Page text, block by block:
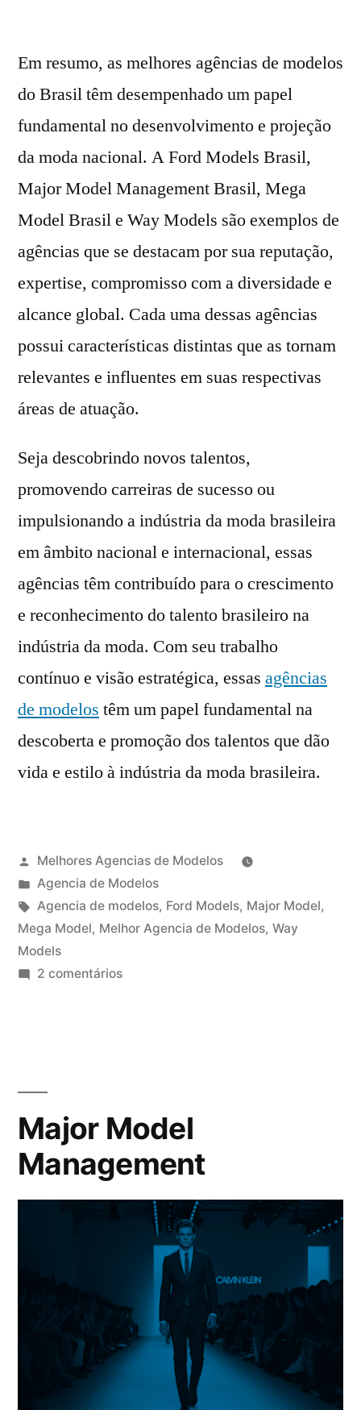
Em resumo, as melhores agências de modelos
do Brasil têm desempenhado um papel
fundamental no desenvolvimento e projeção
da moda nacional. A Ford Models Brasil,
Major Model Management Brasil, Mega
Model Brasil e Way Models são exemplos de
agências que se destacam por sua reputação,
expertise, compromisso com a diversidade e
alcance global. Cada uma dessas agências
possui características distintas que as tornam
relevantes e influentes em suas respectivas
áreas de atuação.
Seja descobrindo novos talentos,
promovendo carreiras de sucesso ou
impulsionando a indústria da moda brasileira
em âmbito nacional e internacional, essas
agências têm contribuído para o crescimento
e reconhecimento do talento brasileiro na
indústria da moda. Com seu trabalho
contínuo e visão estratégica, essas agências
de modelos têm um papel fundamental na
descoberta e promoção dos talentos que dão
vida e estilo à indústria da moda brasileira.
Publicado
por
Melhores Agencias de Modelos
Publicado
em
Agencia de Modelos
Tags:
Agencia de modelos, Ford Models, Major Model,
Mega Model, Melhor Agencia de Modelos, Way
Models
2 comentáriosem
melhor?
Major Model
Management